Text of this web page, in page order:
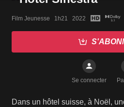
Film Jeunesse   1h21   2022
Se connecter
Dans un hôtel suisse, à Noël,